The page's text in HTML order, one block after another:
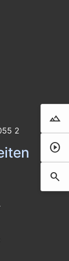
landscape
Film
play_circle
search
2